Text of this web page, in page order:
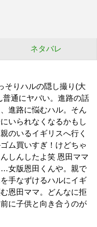
ネタバレ
そりハルの隠し撮り(大
通にヤバい。進路の話
進路に悩むハル。そん
いられなくなるかもし
のいるイギリスへ行く
ム買いすぎ！けどちゃ
しんしたよ笑 恩田ママ
女版恩田くんや。親で
手なずけるハルにイギ
恩田ママ。どんなに拒
に子供と向き合うのが